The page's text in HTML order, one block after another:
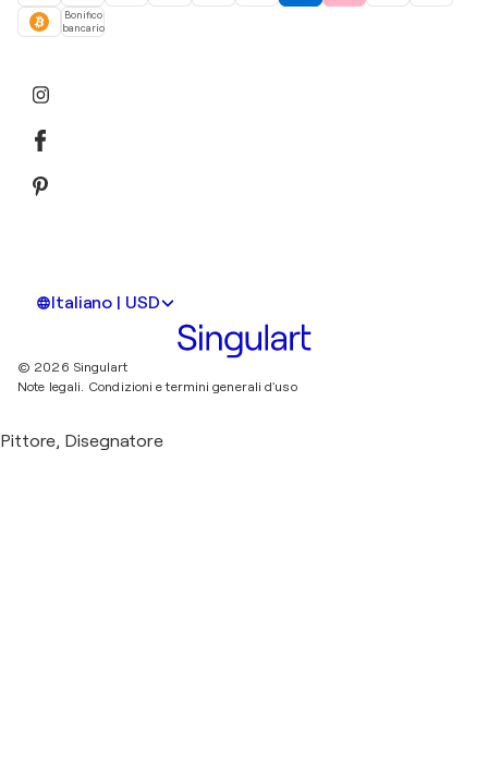
Bonifico
bancario
Italiano | USD
© 2026 Singulart
Note legali. Condizioni e termini generali d'uso
Pittore, Disegnatore